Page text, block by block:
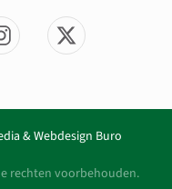
& Webdesign Buro
rechten voorbehouden.